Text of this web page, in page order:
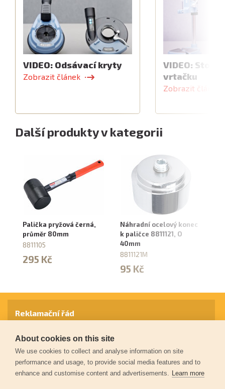
VIDEO: Odsávací kryty
Zobrazit článek
VIDEO:
vrtačku
Zobrazit článek
Další produkty v kategorii
Palička pryžová černá,
průměr 80mm
8811105
295 Kč
Náhradní ocelový konec
k paličce 8811121, O
40mm
8811121M
95 Kč
Reklamační řád
Záruční podmínky
Ochrana osobních údajů
About cookies on this site
We use cookies to collect and analyse information on site
performance and usage, to provide social media features and to
enhance and customise content and advertisements. Learn more